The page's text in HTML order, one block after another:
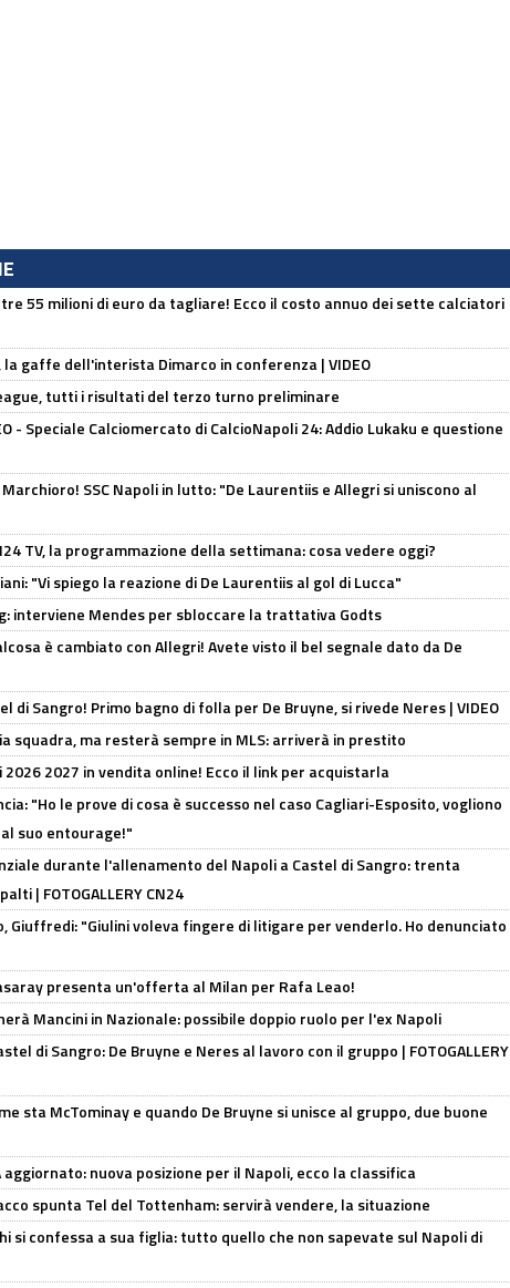
55 milioni di euro da tagliare! Ecco il costo annuo dei sette calciatori
gaffe dell'interista Dimarco in conferenza | VIDEO
tutti i risultati del terzo turno preliminare
- Speciale Calciomercato di CalcioNapoli 24: Addio Lukaku e questione
Marchioro! SSC Napoli in lutto: "De Laurentiis e Allegri si uniscono al
TV, la programmazione della settimana: cosa vedere oggi?
"Vi spiego la reazione di De Laurentiis al gol di Lucca"
interviene Mendes per sbloccare la trattativa Godts
è cambiato con Allegri! Avete visto il bel segnale dato da De
di Sangro! Primo bagno di folla per De Bruyne, si rivede Neres | VIDEO
squadra, ma resterà sempre in MLS: arriverà in prestito
2026 2027 in vendita online! Ecco il link per acquistarla
"Ho le prove di cosa è successo nel caso Cagliari-Esposito, vogliono
suo entourage!"
durante l'allenamento del Napoli a Castel di Sangro: trenta
| FOTOGALLERY CN24
Giuffredi: "Giulini voleva fingere di litigare per venderlo. Ho denunciato
presenta un'offerta al Milan per Rafa Leao!
Mancini in Nazionale: possibile doppio ruolo per l'ex Napoli
di Sangro: De Bruyne e Neres al lavoro con il gruppo | FOTOGALLERY
sta McTominay e quando De Bruyne si unisce al gruppo, due buone
aggiornato: nuova posizione per il Napoli, ecco la classifica
spunta Tel del Tottenham: servirà vendere, la situazione
si confessa a sua figlia: tutto quello che non sapevate sul Napoli di